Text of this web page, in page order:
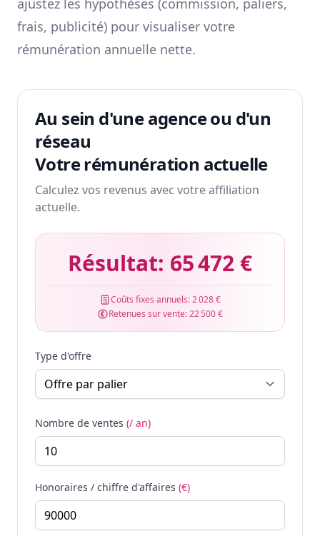
ajustez les hypothèses (commission, paliers,
frais, publicité) pour visualiser votre
rémunération annuelle nette.
Au sein d'une agence ou d'un
réseau
Votre rémunération actuelle
Calculez vos revenus avec votre affiliation
actuelle.
Résultat: 65 472 €
Coûts fixes annuels:2 028 €
Retenues sur vente:22 500 €
Type d'offre
Nombre de ventes (/ an)
Honoraires / chiffre d'affaires (€)